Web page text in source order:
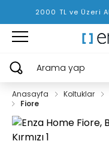
2000 TL ve Üzeri
Arama yap
Anasayfa Koltuklar
Fiore